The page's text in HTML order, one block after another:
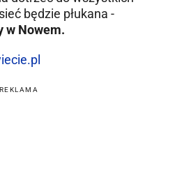
będzie płukana -
w Nowem.
REKLAMA